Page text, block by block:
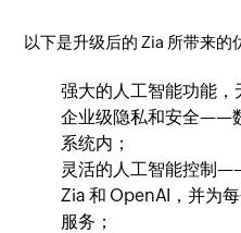
以下是升级后的 Zia 所带来的
强大的人工智能功能，
企业级隐私和安全——
系统内；
灵活的人工智能控制
Zia 和 OpenAI，并为
服务；